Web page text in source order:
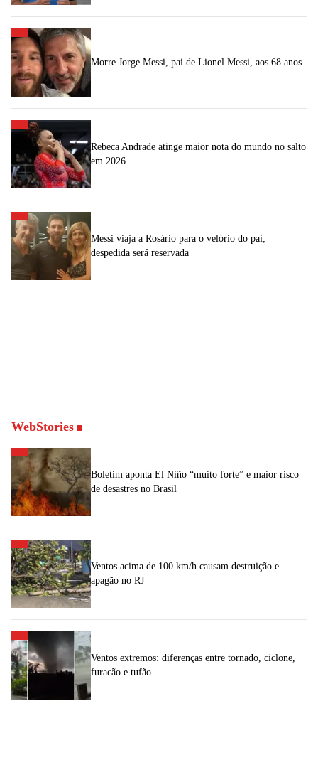
Morre Jorge Messi, pai de Lionel Messi, aos 68 anos
Rebeca Andrade atinge maior nota do mundo no salto
em 2026
Messi viaja a Rosário para o velório do pai;
despedida será reservada
WebStories
Boletim aponta El Niño “muito forte” e maior risco
de desastres no Brasil
Ventos acima de 100 km/h causam destruição e
apagão no RJ
Ventos extremos: diferenças entre tornado, ciclone,
furacão e tufão